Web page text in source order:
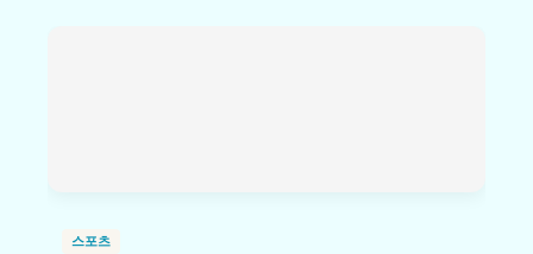
스포츠